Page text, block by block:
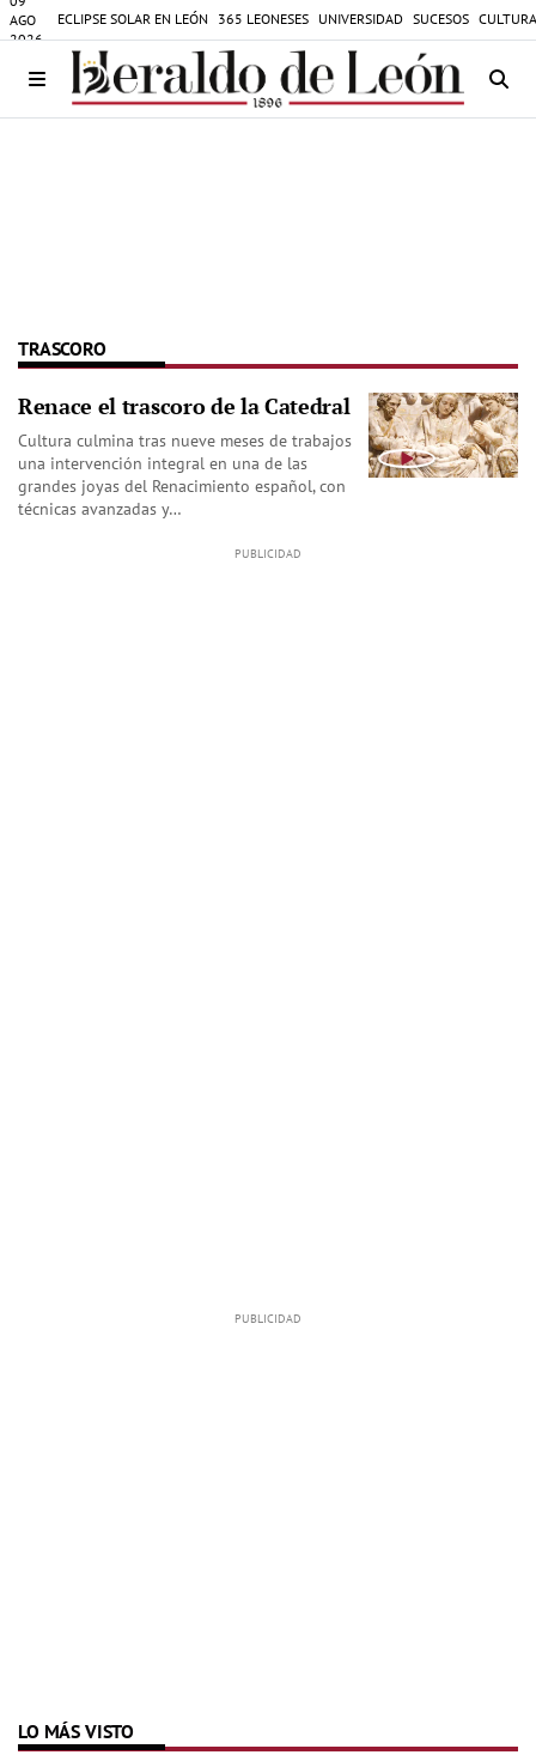
AGO
2026
ECLIPSE SOLAR EN LEÓN 365 LEONESES UNIVERSIDAD SUCESOS
TRASCORO
Renace el trascoro de la Catedral
Cultura culmina tras nueve meses de trabajos
una intervención integral en una de las
grandes joyas del Renacimiento español, con
técnicas avanzadas y…
LO MÁS VISTO